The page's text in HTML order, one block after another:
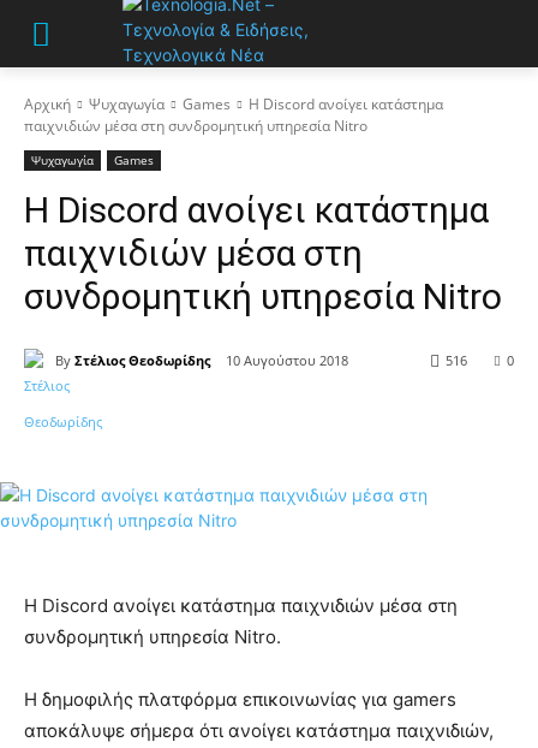
Αρχική Ψυχαγωγία Games
Η Discord ανοίγει κατάστημα
παιχνιδιών μέσα στη συνδρομητική υπηρεσία Nitro
Ψυχαγωγία Games
Η Discord ανοίγει κατάστημα
παιχνιδιών μέσα στη
συνδρομητική υπηρεσία Nitro
By Στέλιος Θεοδωρίδης 10 Αυγούστου 2018 0
516
Η Discord ανοίγει κατάστημα παιχνιδιών μέσα στη
συνδρομητική υπηρεσία Nitro.
Η δημοφιλής πλατφόρμα επικοινωνίας για gamers
αποκάλυψε σήμερα ότι ανοίγει κατάστημα παιχνιδιών,